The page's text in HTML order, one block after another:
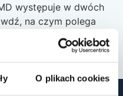
O plikach cookies
występuje w dwóch
na czym polega
dostępne metody
suchej? Sucha